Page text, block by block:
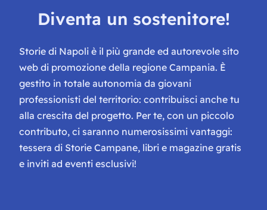
Diventa un sostenitore!
Storie di Napoli è il più grande ed autorevole sito
web di promozione della regione Campania. È
gestito in totale autonomia da giovani
professionisti del territorio: contribuisci anche tu
alla crescita del progetto. Per te, con un piccolo
contributo, ci saranno numerosissimi vantaggi:
tessera di Storie Campane, libri e magazine gratis
e inviti ad eventi esclusivi!